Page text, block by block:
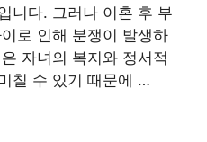
니다. 그러나 이혼 후 부
로 인해 분쟁이 발생하
자녀의 복지와 정서적
칠 수 있기 때문에 …